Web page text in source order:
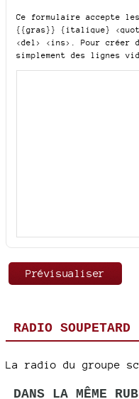
Ce formulaire accepte
{{gras}} {italique}
<del> <ins>
. Pour créer
simplement des lignes
RADIO SOUPETARD
La radio du groupe
DANS LA MÊME